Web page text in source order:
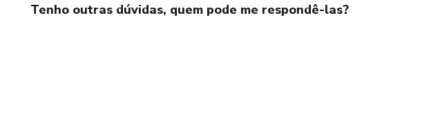
Tenho outras dúvidas, quem pode me respondê-las?